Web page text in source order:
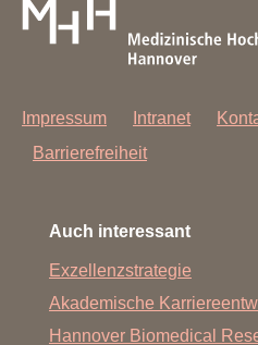
Impressum Intranet
Barrierefreiheit
Auch interessant
Exzellenzstrategie
Akademische
Hannover Biomedical